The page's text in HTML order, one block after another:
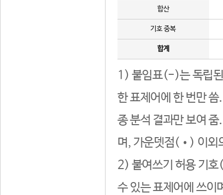
합산
기호 중복
합계
1) 붙임표(-)는 독립된
한 표제어에 한 번만
종 분석 결과만 보여
며, 가운뎃점(•) 이외
2) 붙여쓰기 허용 기호
수 있는 표제어에 쓰이